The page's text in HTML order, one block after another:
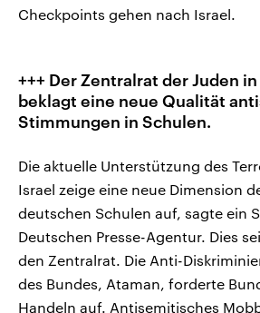
Checkpoints gehen nach Israel.
+++ Der Zentralrat der Juden
beklagt eine neue Qualität
Stimmungen in Schulen.
Die aktuelle Unterstützung des
Israel zeige eine neue Dimension
deutschen Schulen auf, sagte ein
Deutschen Presse-Agentur. Dies
den Zentralrat. Die Anti-
des Bundes, Ataman, forderte
Handeln auf. Antisemitisches